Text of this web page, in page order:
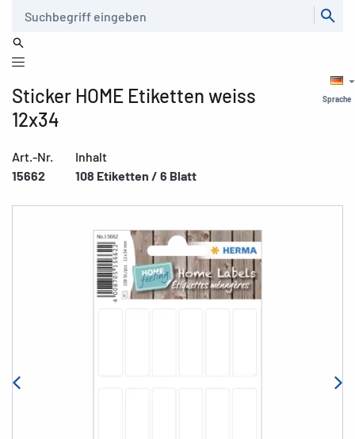
Sprache
Sticker HOME Etiketten weiss
12x34
Art.-Nr.
15662
Inhalt
108 Etiketten / 6 Blatt